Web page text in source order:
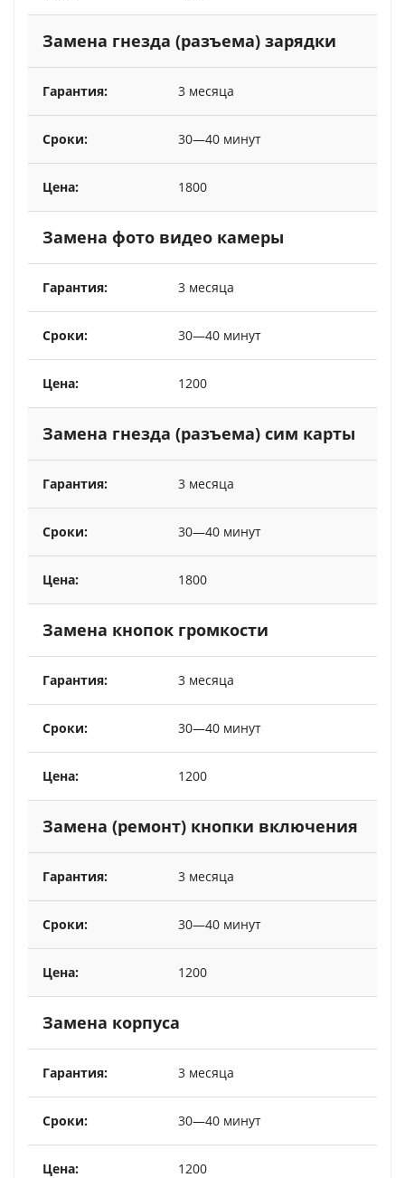
Замена гнезда (разъема) зарядки
3 месяца
30—40 минут
1800
Замена фото видео камеры
3 месяца
30—40 минут
1200
Замена гнезда (разъема) сим карты
3 месяца
30—40 минут
1800
Замена кнопок громкости
3 месяца
30—40 минут
1200
Замена (ремонт) кнопки включения
3 месяца
30—40 минут
1200
Замена корпуса
3 месяца
30—40 минут
1200